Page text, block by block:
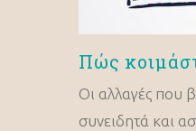
Πώς
Οι αλλαγές που
συνειδητά και